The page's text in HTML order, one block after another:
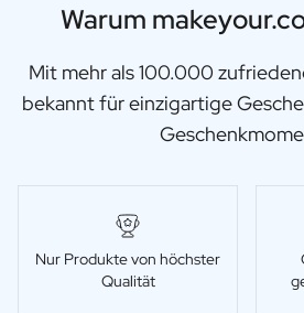
Warum
Mit mehr als 100.000
bekannt für einzigartige
Nur Produkte von höchster
Qualität